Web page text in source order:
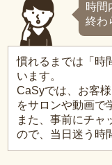
時間
終わ
慣れるまでは「時
います。
CaSyでは、お客
をサロンや動画で
また、事前にチャ
ので、当日迷う時